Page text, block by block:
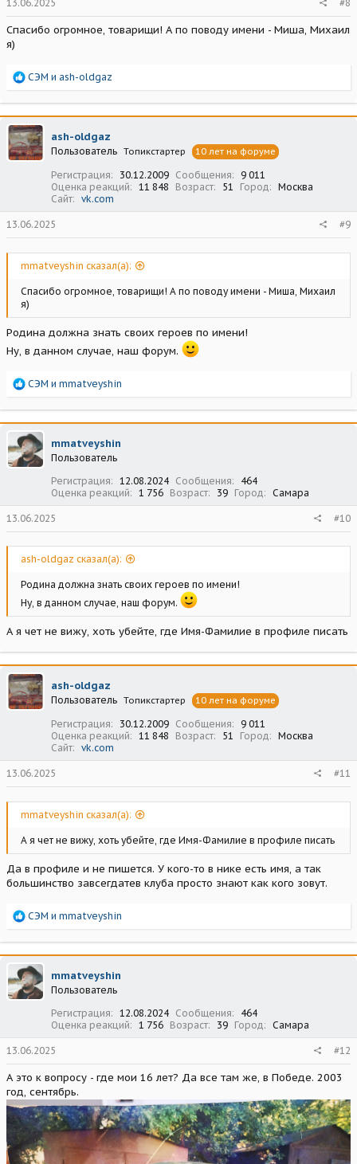
13.06.2025 #8
Спасибо огромное, товарищи! А по поводу имени - Миша, Михаил
я)
Р
а
к
ц
и
и
СЭМ и ash-oldgaz
ash-oldgaz
Пользователь Топикстартер 10 лет на форуме
Регистрация 30.12.2009 Сообщения
9 011
Оценка реакций
11 848 Возраст 51 Город
Москва
Сайт
vk.com
13.06.2025 #9
mmatveyshin сказал(а):
Спасибо огромное, товарищи! А по поводу имени - Миша, Михаил
я)
Родина должна знать своих героев по имени!
Ну, в данном случае, наш форум.
Р
а
к
ц
и
и
СЭМ и mmatveyshin
mmatveyshin
Пользователь
Регистрация
12.08.2024 Сообщения
464
Оценка реакций
1 756 Возраст 39 Город Самара
13.06.2025 #10
ash-oldgaz сказал(а):
Родина должна знать своих героев по имени!
Ну, в данном случае, наш форум.
А я чет не вижу, хоть убейте, где Имя-Фамилие в профиле писать
ash-oldgaz
Пользователь Топикстартер 10 лет на форуме
Регистрация 30.12.2009 Сообщения
9 011
Оценка реакций
11 848 Возраст 51 Город
Москва
Сайт
vk.com
13.06.2025 #11
mmatveyshin сказал(а):
А я чет не вижу, хоть убейте, где Имя-Фамилие в профиле писать
Да в профиле и не пишется. У кого-то в нике есть имя, а так
большинство завсегдатев клуба просто знают как кого зовут.
Р
а
к
ц
и
и
СЭМ и mmatveyshin
mmatveyshin
Пользователь
Регистрация
12.08.2024 Сообщения
464
Оценка реакций
1 756 Возраст 39 Город Самара
13.06.2025 #12
А это к вопросу - где мои 16 лет? Да все там же, в Победе. 2003
год, сентябрь.